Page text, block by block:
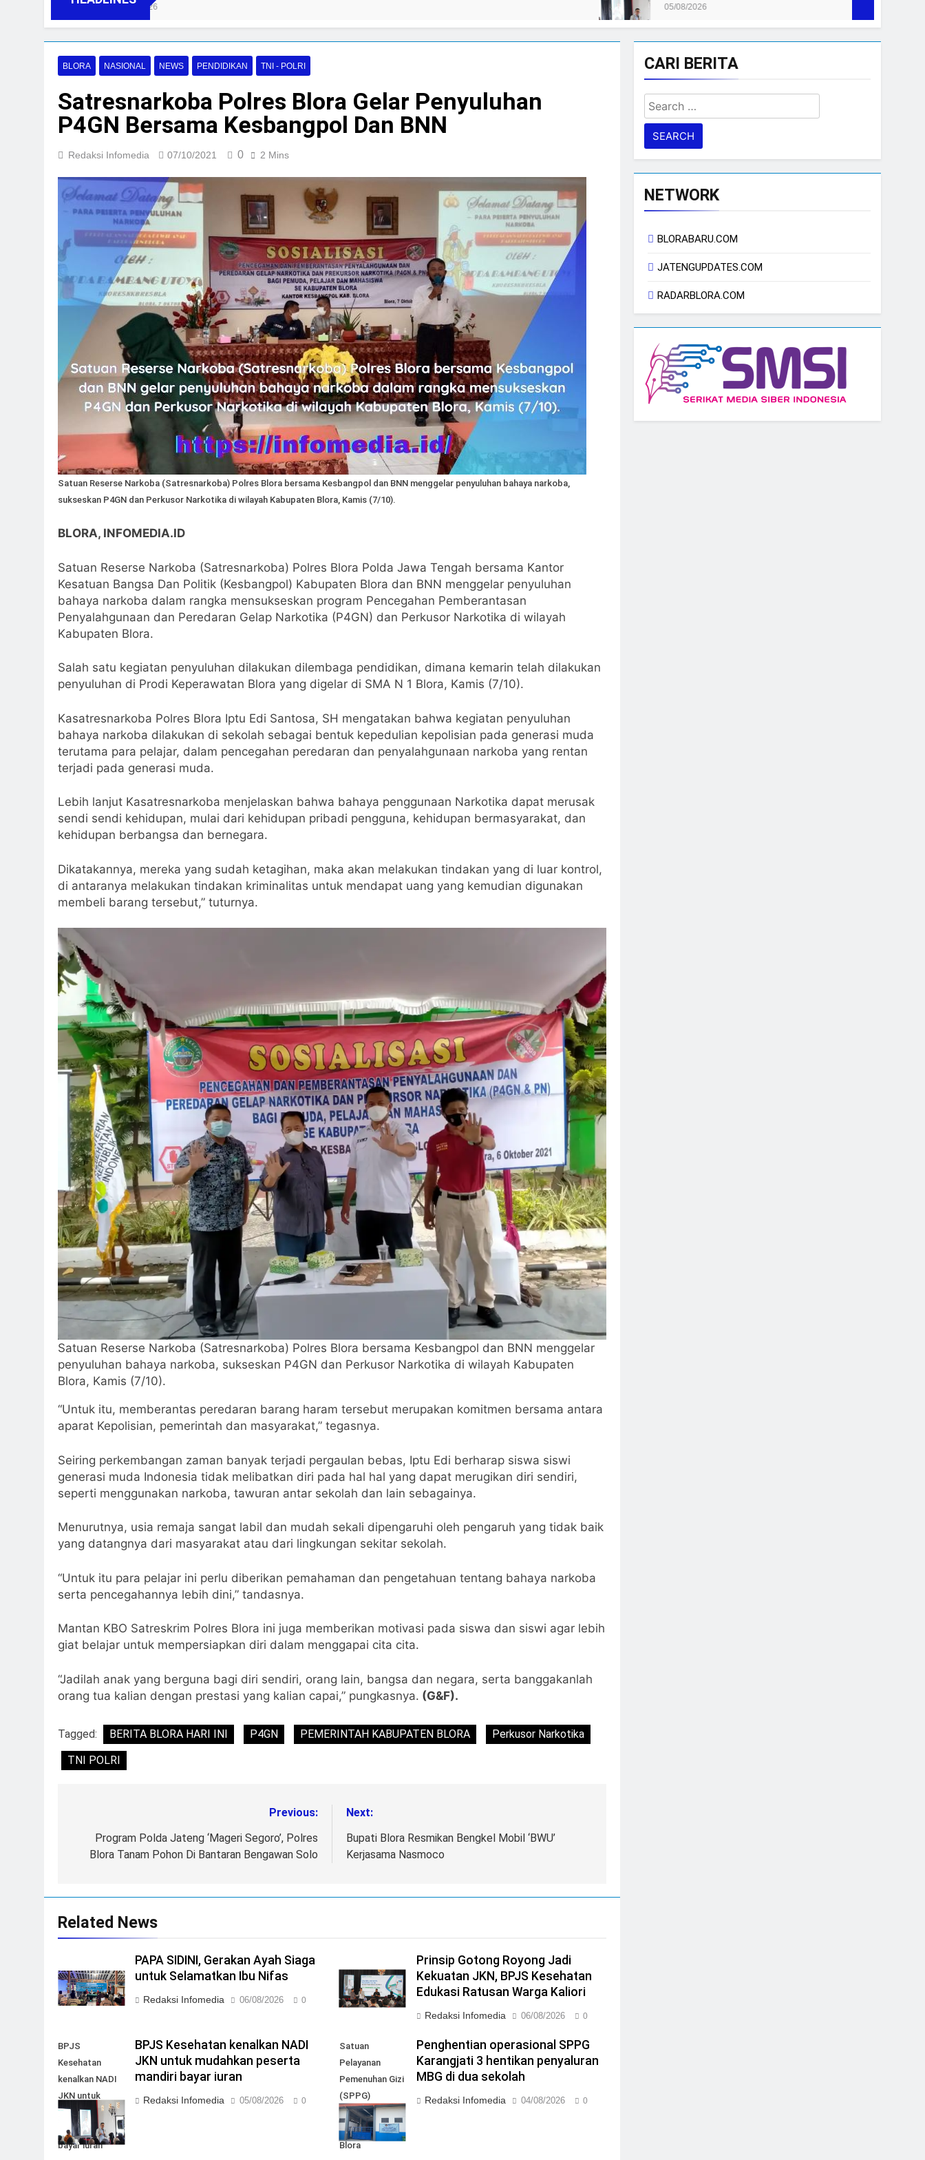
05/08/2026
BLORA NASIONAL NEWS PENDIDIKAN TNI - POLRI
Satresnarkoba Polres Blora Gelar Penyuluhan
P4GN Bersama Kesbangpol Dan BNN
Redaksi Infomedia 07/10/2021 0 2 Mins
Satuan Reserse Narkoba (Satresnarkoba) Polres Blora bersama Kesbangpol dan BNN menggelar penyuluhan bahaya narkoba,
sukseskan P4GN dan Perkusor Narkotika di wilayah Kabupaten Blora, Kamis (7/10).
BLORA, INFOMEDIA.ID
Satuan Reserse Narkoba (Satresnarkoba) Polres Blora Polda Jawa Tengah bersama Kantor
Kesatuan Bangsa Dan Politik (Kesbangpol) Kabupaten Blora dan BNN menggelar penyuluhan
bahaya narkoba dalam rangka mensukseskan program Pencegahan Pemberantasan
Penyalahgunaan dan Peredaran Gelap Narkotika (P4GN) dan Perkusor Narkotika di wilayah
Kabupaten Blora.
Salah satu kegiatan penyuluhan dilakukan dilembaga pendidikan, dimana kemarin telah dilakukan
penyuluhan di Prodi Keperawatan Blora yang digelar di SMA N 1 Blora, Kamis (7/10).
Kasatresnarkoba Polres Blora Iptu Edi Santosa, SH mengatakan bahwa kegiatan penyuluhan
bahaya narkoba dilakukan di sekolah sebagai bentuk kepedulian kepolisian pada generasi muda
terutama para pelajar, dalam pencegahan peredaran dan penyalahgunaan narkoba yang rentan
terjadi pada generasi muda.
Lebih lanjut Kasatresnarkoba menjelaskan bahwa bahaya penggunaan Narkotika dapat merusak
sendi sendi kehidupan, mulai dari kehidupan pribadi pengguna, kehidupan bermasyarakat, dan
kehidupan berbangsa dan bernegara.
Dikatakannya, mereka yang sudah ketagihan, maka akan melakukan tindakan yang di luar kontrol,
di antaranya melakukan tindakan kriminalitas untuk mendapat uang yang kemudian digunakan
membeli barang tersebut,” tuturnya.
Satuan Reserse Narkoba (Satresnarkoba) Polres Blora bersama Kesbangpol dan BNN menggelar
penyuluhan bahaya narkoba, sukseskan P4GN dan Perkusor Narkotika di wilayah Kabupaten
Blora, Kamis (7/10).
“Untuk itu, memberantas peredaran barang haram tersebut merupakan komitmen bersama antara
aparat Kepolisian, pemerintah dan masyarakat,” tegasnya.
Seiring perkembangan zaman banyak terjadi pergaulan bebas, Iptu Edi berharap siswa siswi
generasi muda Indonesia tidak melibatkan diri pada hal hal yang dapat merugikan diri sendiri,
seperti menggunakan narkoba, tawuran antar sekolah dan lain sebagainya.
Menurutnya, usia remaja sangat labil dan mudah sekali dipengaruhi oleh pengaruh yang tidak baik
yang datangnya dari masyarakat atau dari lingkungan sekitar sekolah.
“Untuk itu para pelajar ini perlu diberikan pemahaman dan pengetahuan tentang bahaya narkoba
serta pencegahannya lebih dini,” tandasnya.
Mantan KBO Satreskrim Polres Blora ini juga memberikan motivasi pada siswa dan siswi agar lebih
giat belajar untuk mempersiapkan diri dalam menggapai cita cita.
“Jadilah anak yang berguna bagi diri sendiri, orang lain, bangsa dan negara, serta banggakanlah
orang tua kalian dengan prestasi yang kalian capai,” pungkasnya. (G&F).
Tagged: BERITA BLORA HARI INI P4GN PEMERINTAH KABUPATEN BLORA
Perkusor Narkotika
TNI POLRI
navigation
Previous:
Program Polda Jateng ‘Mageri Segoro’, Polres
Blora Tanam Pohon Di Bantaran Bengawan Solo
Next:
Bupati Blora Resmikan Bengkel Mobil ‘BWU’
Kerjasama Nasmoco
Related News
PAPA SIDINI, Gerakan Ayah Siaga
untuk Selamatkan Ibu Nifas
Redaksi Infomedia 06/08/2026 0
Prinsip Gotong Royong Jadi
Kekuatan JKN, BPJS Kesehatan
Edukasi Ratusan Warga Kaliori
Redaksi Infomedia 06/08/2026 0
BPJS
Kesehatan
kenalkan NADI
JKN untuk
mudahkan
peserta mandiri
bayar iuran
BPJS Kesehatan kenalkan NADI
JKN untuk mudahkan peserta
mandiri bayar iuran
Redaksi Infomedia 05/08/2026 0
Satuan
Pelayanan
Pemenuhan Gizi
(SPPG)
Karangjati 3 di
Kabupaten
Blora
Penghentian operasional SPPG
Karangjati 3 hentikan penyaluran
MBG di dua sekolah
Redaksi Infomedia 04/08/2026 0
CARI BERITA
Search
for:
NETWORK
BLORABARU.COM
JATENGUPDATES.COM
RADARBLORA.COM